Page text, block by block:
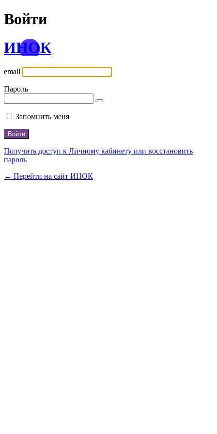
Войти
ИНОК
email
Пароль
Запомнить меня
Получить доступ к Личному кабинету или восстановить
пароль
← Перейти на сайт ИНОК